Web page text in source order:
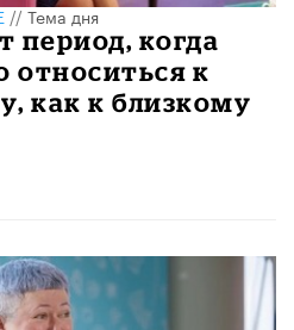
//Тема дня
период, когда
относиться к
как к близкому